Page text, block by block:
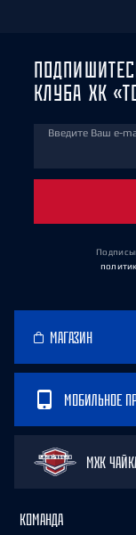
КЛУБА ХК
Введите Ваш e-
МАГАЗИН
МОБИЛЬНОЕ
МХК
КОМАНДА